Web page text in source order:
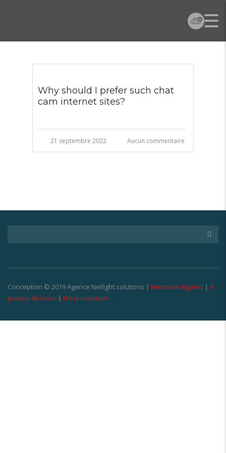
Why should I prefer such chat
cam internet sites?
21 septembre 2022 Aucun commentaire
Conception © 2019 Agence Netlight solutions | Mentions légales | A
propos de nous | Nous contacter